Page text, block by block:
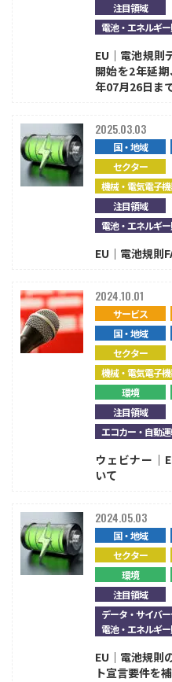
注目領域
電池・エネルギ
EU｜電池規則
開始を2年延
年07月26日ま
国・地域
セクター
機械・電気電子
注目領域
電池・エネルギ
2025.03.03
EU｜電池規則
サービス
国・地域
セクター
機械・電気電子
環境
注目領域
エコカー・自動
2024.10.01
ウェビナー｜
いて
国・地域
セクター
環境
注目領域
データ・サイバ
電池・エネルギ
2024.05.03
EU｜電池規則
ト宣言要件を